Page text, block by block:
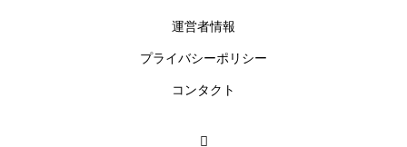
運営者情報
プライバシーポリシー
コンタクト